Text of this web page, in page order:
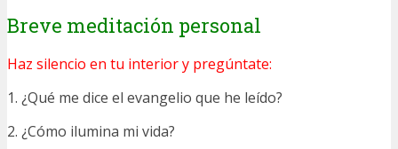
Breve meditación personal
Haz silencio en tu interior y pregúntate:
1. ¿Qué me dice el evangelio que he leído?
2. ¿Cómo ilumina mi vida?